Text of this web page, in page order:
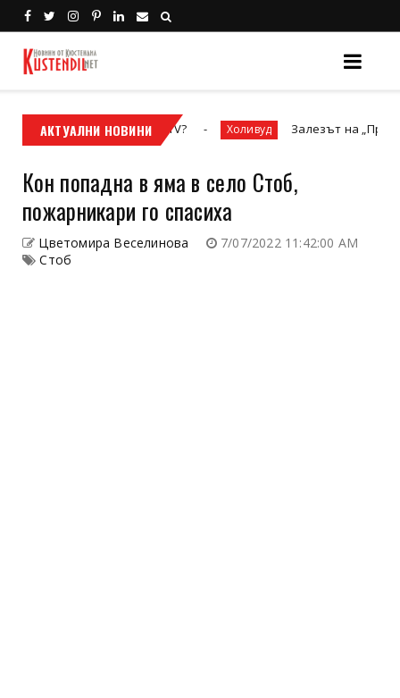
АКТУАЛНИ НОВИНИ
мотор или ATV? Холивуд Залезът на „Престижната
Кон попадна в яма в село Стоб,
пожарникари го спасиха
Цветомира Веселинова
7/07/2022 11:42:00 AM
Стоб